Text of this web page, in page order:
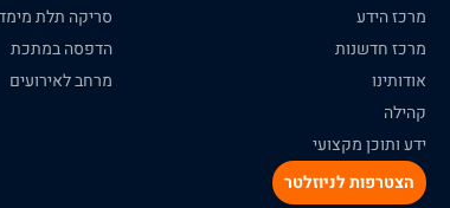
מרכז הידע
מרכז חדשנות
אודותינו
קהילה
ידע ותוכן מקצועי
הצטרפות לניוזלטר
סריקה תלת
הדפסה במתכת
מרחב לאירועים